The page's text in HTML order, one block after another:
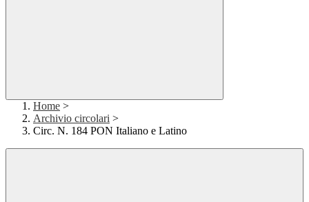
Home >
Archivio circolari >
Circ. N. 184 PON Italiano e Latino